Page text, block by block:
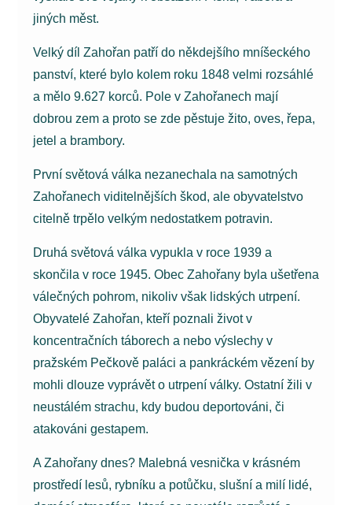
jiných měst.
Velký díl Zahořan patří do někdejšího mníšeckého
panství, které bylo kolem roku 1848 velmi rozsáhlé
a mělo 9.627 korců. Pole v Zahořanech mají
dobrou zem a proto se zde pěstuje žito, oves, řepa,
jetel a brambory.
První světová válka nezanechala na samotných
Zahořanech viditelnějších škod, ale obyvatelstvo
citelně trpělo velkým nedostatkem potravin.
Druhá světová válka vypukla v roce 1939 a
skončila v roce 1945. Obec Zahořany byla ušetřena
válečných pohrom, nikoliv však lidských utrpení.
Obyvatelé Zahořan, kteří poznali život v
koncentračních táborech a nebo výslechy v
pražském Pečkově paláci a pankráckém vězení by
mohli dlouze vyprávět o utrpení války. Ostatní žili v
neustálém strachu, kdy budou deportováni, či
atakováni gestapem.
A Zahořany dnes? Malebná vesnička v krásném
prostředí lesů, rybníku a potůčku, slušní a milí lidé,